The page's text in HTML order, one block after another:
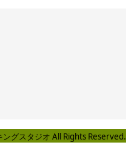
グスタジオ All Rights Reserved.